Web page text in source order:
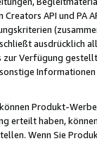
API und PA
ausdrücklich
Verfügung
Produkt-
erteilt haben,
Wenn Sie